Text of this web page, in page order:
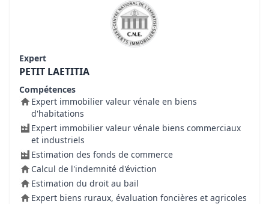
Expert
PETIT LAETITIA
Compétences
Expert immobilier valeur vénale en biens
d'habitations
Expert immobilier valeur vénale biens commerciaux
et industriels
Estimation des fonds de commerce
Calcul de l'indemnité d'éviction
Estimation du droit au bail
Expert biens ruraux, évaluation foncières et agricoles